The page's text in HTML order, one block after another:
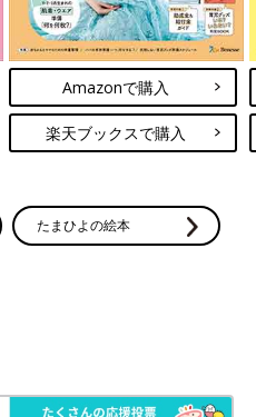
Amazonで購入
楽天ブックスで購入
たまひよの絵本